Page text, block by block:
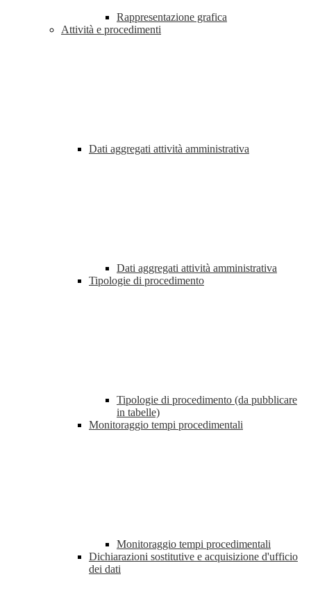
Rappresentazione grafica
Attività e procedimenti
Dati aggregati attività amministrativa
Dati aggregati attività amministrativa
Tipologie di procedimento
Tipologie di procedimento (da pubblicare
in tabelle)
Monitoraggio tempi procedimentali
Monitoraggio tempi procedimentali
Dichiarazioni sostitutive e acquisizione d'ufficio
dei dati